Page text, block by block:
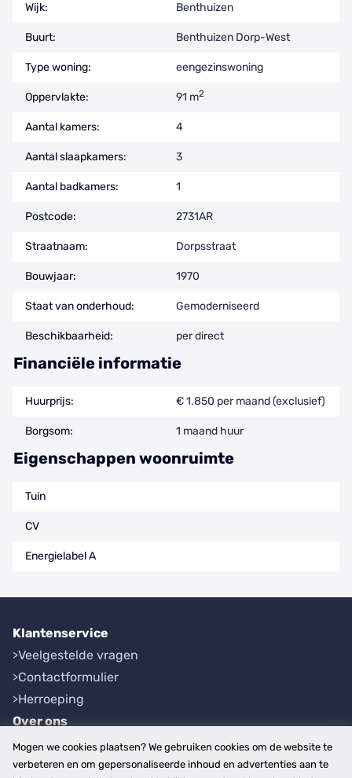
Wijk: Benthuizen
Buurt: Benthuizen Dorp-West
Type woning: eengezinswoning
Oppervlakte: 91 m2
Aantal kamers: 4
Aantal slaapkamers: 3
Aantal badkamers: 1
Postcode: 2731AR
Straatnaam: Dorpsstraat
Bouwjaar: 1970
Staat van onderhoud: Gemoderniseerd
Beschikbaarheid: per direct
Financiële informatie
Huurprijs: € 1.850 per maand (exclusief)
Borgsom: 1 maand huur
Eigenschappen woonruimte
Tuin
CV
Energielabel A
Klantenservice
Veelgestelde vragen
Contactformulier
Herroeping
Over ons
Bedrijfsgegevens
Werkwijze
Mogen we cookies plaatsen? We gebruiken cookies om de website te
verbeteren en om gepersonaliseerde inhoud en advertenties aan te